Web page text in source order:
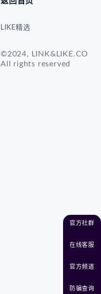
官方社群
在线客服
官方频道
防骗查询
LIKE精选
©2024, LINK&LIKE.CO
All rights reserved